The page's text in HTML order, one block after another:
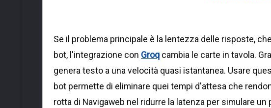
Se il problema principale è la lentezza delle risposte,
bot, l'integrazione con Groq cambia le carte in tavola.
genera testo a una velocità quasi istantanea. Usare
bot permette di eliminare quei tempi d'attesa che
rotta di Navigaweb nel ridurre la latenza per simulare un